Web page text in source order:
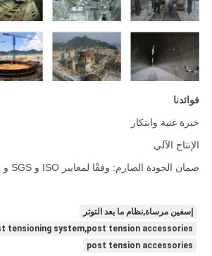
فوائدنا
خبرة غنية وابتكار
الإنتاج الآلي
ضمان الجودة الصارم: وفقًا لمعايير ISO و SGS و ASTM و AN / NZS.
إسفين مرساة,نظام ما بعد التوتر
tensioning system,post tension accessories
post tension accessories